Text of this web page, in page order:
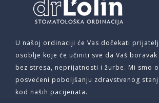
U našoj ordinaciji će Vas dočekati
osoblje koje će učiniti sve da Vaš
bez stresa, neprijatnosti i žurbe. Mi smo
posvećeni poboljšanju zdravstvenog
kod naših pacijenata.